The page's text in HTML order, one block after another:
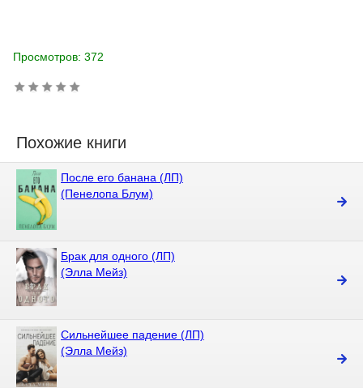
Просмотров: 372
Похожие книги
После его банана (ЛП)
(Пенелопа Блум)
Брак для одного (ЛП)
(Элла Мейз)
Сильнейшее падение (ЛП)
(Элла Мейз)